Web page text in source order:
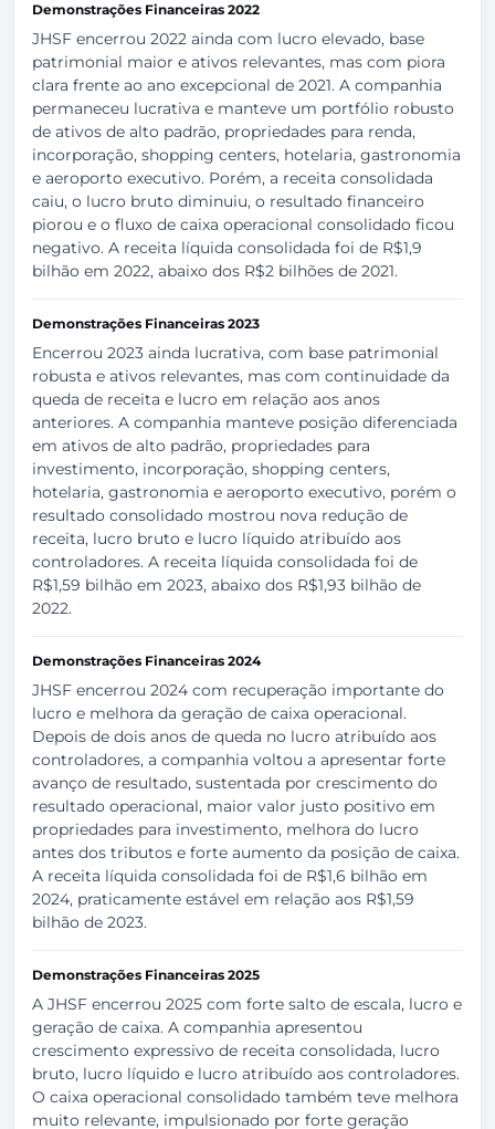
Demonstrações Financeiras 2022
JHSF encerrou 2022 ainda com lucro elevado, base
patrimonial maior e ativos relevantes, mas com piora
clara frente ao ano excepcional de 2021. A companhia
permaneceu lucrativa e manteve um portfólio robusto
de ativos de alto padrão, propriedades para renda,
incorporação, shopping centers, hotelaria, gastronomia
e aeroporto executivo. Porém, a receita consolidada
caiu, o lucro bruto diminuiu, o resultado financeiro
piorou e o fluxo de caixa operacional consolidado ficou
negativo. A receita líquida consolidada foi de R$1,9
bilhão em 2022, abaixo dos R$2 bilhões de 2021.
Demonstrações Financeiras 2023
Encerrou 2023 ainda lucrativa, com base patrimonial
robusta e ativos relevantes, mas com continuidade da
queda de receita e lucro em relação aos anos
anteriores. A companhia manteve posição diferenciada
em ativos de alto padrão, propriedades para
investimento, incorporação, shopping centers,
hotelaria, gastronomia e aeroporto executivo, porém o
resultado consolidado mostrou nova redução de
receita, lucro bruto e lucro líquido atribuído aos
controladores. A receita líquida consolidada foi de
R$1,59 bilhão em 2023, abaixo dos R$1,93 bilhão de
2022.
Demonstrações Financeiras 2024
JHSF encerrou 2024 com recuperação importante do
lucro e melhora da geração de caixa operacional.
Depois de dois anos de queda no lucro atribuído aos
controladores, a companhia voltou a apresentar forte
avanço de resultado, sustentada por crescimento do
resultado operacional, maior valor justo positivo em
propriedades para investimento, melhora do lucro
antes dos tributos e forte aumento da posição de caixa.
A receita líquida consolidada foi de R$1,6 bilhão em
2024, praticamente estável em relação aos R$1,59
bilhão de 2023.
Demonstrações Financeiras 2025
A JHSF encerrou 2025 com forte salto de escala, lucro e
geração de caixa. A companhia apresentou
crescimento expressivo de receita consolidada, lucro
bruto, lucro líquido e lucro atribuído aos controladores.
O caixa operacional consolidado também teve melhora
muito relevante, impulsionado por forte geração